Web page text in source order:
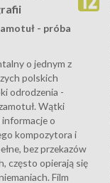
- próba
o jednym z
polskich
odrodzenia -
Wątki
o
kompozytora i
bez przekazów
często opierają się
Film